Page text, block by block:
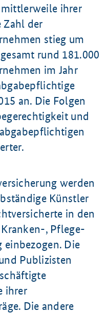
ihrer
Zahl der
stieg um
rund 181.000
im Jahr
an. Die Folgen
und
werden
Künstler
in den
, Pflege-
einbezogen. Die
Publizisten
ihrer
Die andere